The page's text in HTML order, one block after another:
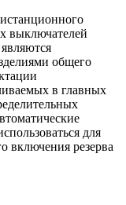
выключателей
общего
в главных
для
включения резерва